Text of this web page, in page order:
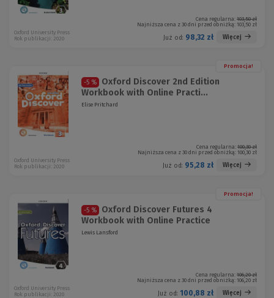
Cena regularna: 103,50 zł
Najniższa cena z 30 dni przed obniżką: 103,50 zł
Już od: 98,32 zł Więcej
Oxford University Press
Rok publikacji: 2020
Promocja!
-5 %
Oxford Discover 2nd Edition
Workbook with Online Practi...
Elise Pritchard
Cena regularna: 100,30 zł
Najniższa cena z 30 dni przed obniżką: 100,30 zł
Już od: 95,28 zł Więcej
Oxford University Press
Rok publikacji: 2020
Promocja!
-5 %
Oxford Discover Futures 4
Workbook with Online Practice
Lewis Lansford
Cena regularna: 106,20 zł
Najniższa cena z 30 dni przed obniżką: 106,20 zł
Już od: 100,88 zł Więcej
Oxford University Press
Rok publikacji: 2020